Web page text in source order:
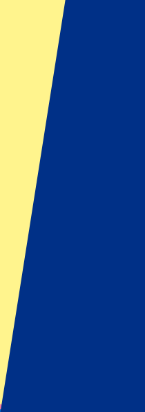
3 mai 2026 à 16:00 •
Date confirmée
Restrictions de
Cet événement est terminé
Restrictions de
Cet événement est terminé